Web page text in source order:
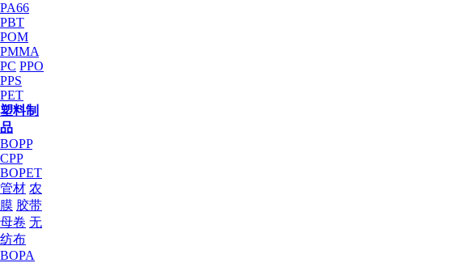
PA66
PBT
POM
PMMA
PC PPO
PPS
PET
塑料制
品
BOPP
CPP
BOPET
管材 农
膜 胶带
母卷 无
纺布
BOPA